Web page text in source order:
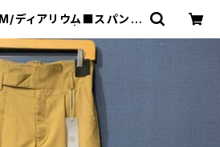
ディアリウム■スパンツ